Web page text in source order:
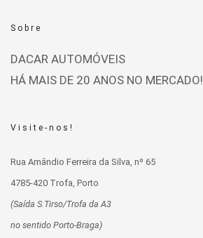
Sobre
DACAR AUTOMÓVEIS
HÁ MAIS DE 20 ANOS NO MERCADO!
Visite-nos!
Rua Amândio Ferreira da Silva, nº 65
4785-420 Trofa, Porto
(Saída S.Tirso/Trofa da A3
no sentido Porto-Braga)